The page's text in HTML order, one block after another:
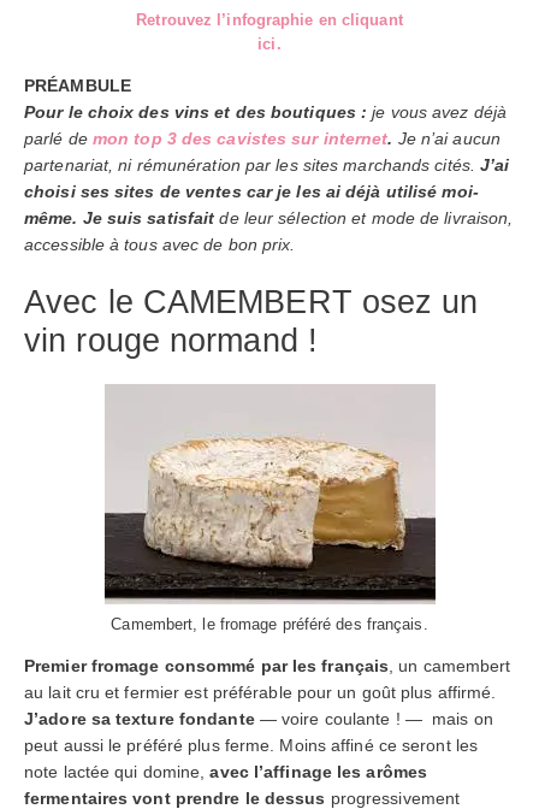
Retrouvez l’infographie en cliquant
ici.
PRÉAMBULE
Pour le choix des vins et des boutiques :je vous avez déjà
parlé de mon top 3 des cavistes sur internet. Je n’ai aucun
partenariat, ni rémunération par les sites marchands cités.J’ai
choisi ses sites de ventes car je les ai déjà utilisé moi-
même. Je suis satisfait de leur sélection et mode de livraison,
accessible à tous avec de bon prix.
Avec le CAMEMBERT osez un
vin rouge normand !
Camembert, le fromage préféré des français.
Premier fromage consommé par les français , un camembert
au lait cru et fermier est préférable pour un goût plus affirmé.
J’adore sa texture fondante— voire coulante ! — mais on
peut aussi le préféré plus ferme. Moins affiné ce seront les
note lactée qui domine,avec l’affinage les arômes
fermentaires vont prendre le dessus progressivement